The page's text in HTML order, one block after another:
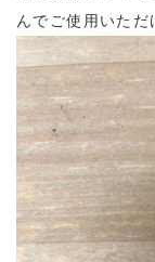
んでご使用いただ